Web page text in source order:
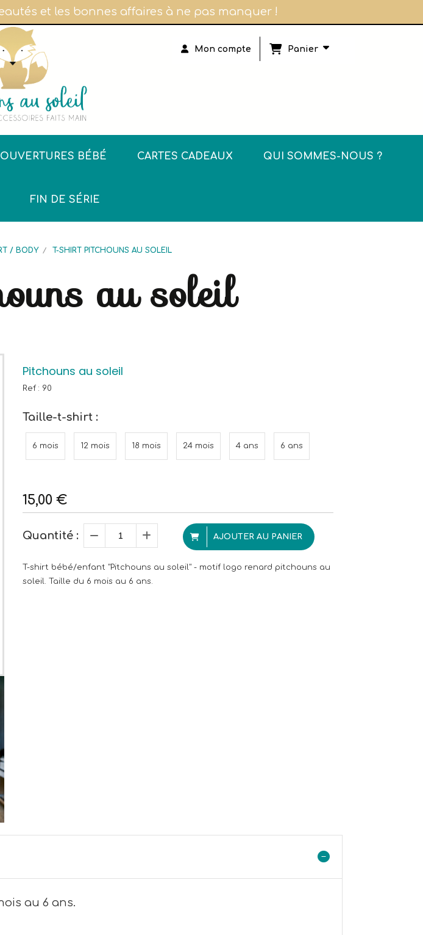
et les bonnes affaires à ne pas manquer !
Mon compte Panier
BÉBÉ CARTES CADEAUX QUI SOMMES-NOUS ?
FIN DE SÉRIE
/ BODY T-SHIRT PITCHOUNS AU SOLEIL
au soleil
Pitchouns au soleil
Ref : 90
Taille-t-shirt :
6 mois 12 mois 18 mois 24 mois 4 ans 6 ans
15,00 €
Quantité : AJOUTER AU PANIER
T-shirt bébé/enfant "Pitchouns au soleil" - motif logo renard pitchouns au
soleil. Taille du 6 mois au 6 ans.
au 6 ans.